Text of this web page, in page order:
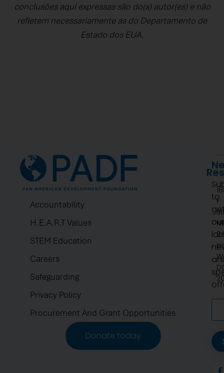
conclusões aqui expressas são do(s) autor(es) e não
refletem necessariamente as do Departamento de
Estado dos EUA.
Accountability
H.E.A.R.T Values
STEM Education
Careers
Safeguarding
Privacy Policy
Procurement And Grant Opportunities
Donate today
F
to